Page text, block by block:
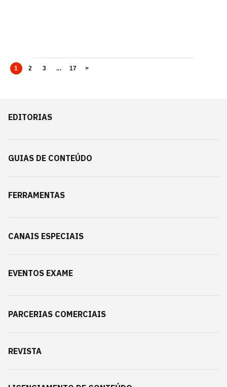
1 2 3 ... 17 >
EDITORIAS
GUIAS DE CONTEÚDO
FERRAMENTAS
CANAIS ESPECIAIS
EVENTOS EXAME
PARCERIAS COMERCIAIS
REVISTA